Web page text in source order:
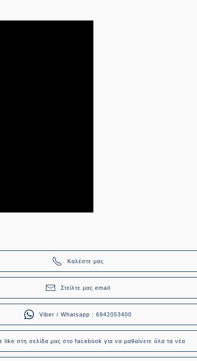
Καλέστε μας
Στείλτε μας email
Viber / Whatsapp : 6942053400
like στη σελίδα μας στο facebook για να μαθαίνετε όλα τα νέα